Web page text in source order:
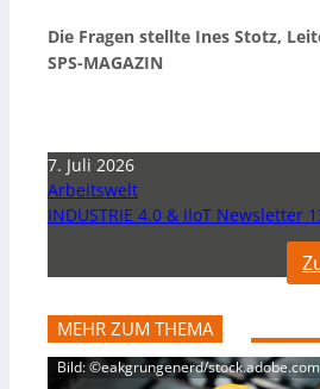
Die Fragen stellte Ines Stotz,
SPS-MAGAZIN
7. Juli 2026
Arbeitswelt
INDUSTRIE 4.0 & IIoT Newsletter
MEHR ZUM THEMA
Bild: ©eakgrungenerd/stock.adobe.com